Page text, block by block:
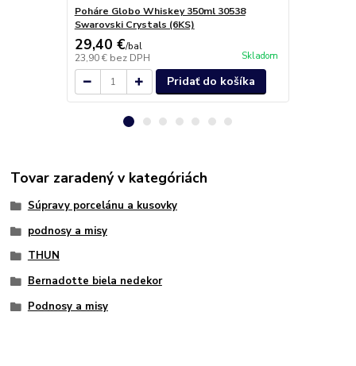
Poháre Globo Whiskey 350ml 30538
Swarovski Crystals (6KS)
29,40 €/bal
23,90 € bez DPH Skladom
Pridať do košíka
Tovar zaradený v kategóriách
Súpravy porcelánu a kusovky
podnosy a misy
THUN
Bernadotte biela nedekor
Podnosy a misy